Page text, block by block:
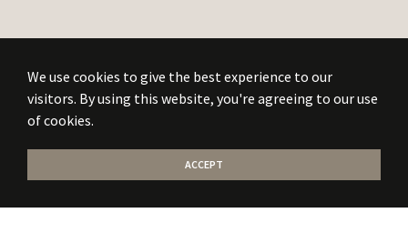
We use cookies to give the best experience to our
visitors. By using this website, you're agreeing to our use
of cookies.
ACCEPT